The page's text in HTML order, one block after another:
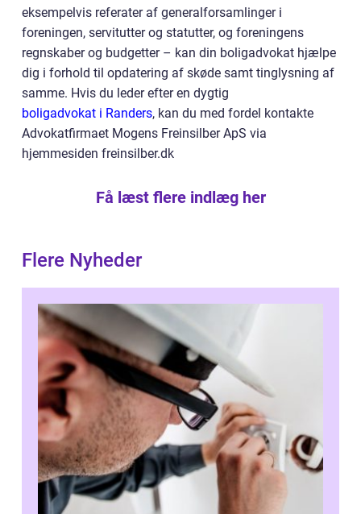
eksempelvis referater af generalforsamlinger i
foreningen, servitutter og statutter, og foreningens
regnskaber og budgetter – kan din boligadvokat hjælpe
dig i forhold til opdatering af skøde samt tinglysning af
samme. Hvis du leder efter en dygtig
boligadvokat i Randers, kan du med fordel kontakte
Advokatfirmaet Mogens Freinsilber ApS via
hjemmesiden freinsilber.dk
Få læst flere indlæg her
Flere Nyheder